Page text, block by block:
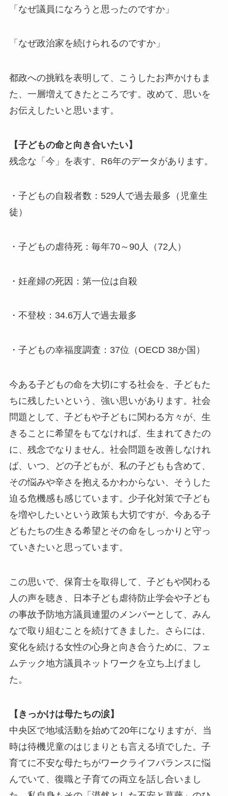
「なぜ議員になろうと思ったのですか」
「なぜ政治家を続けられるのですか」
都政への挑戦を表明して、こうしたお声かけもま
た、一層増えてきたところです。改めて、思いを
お伝えしたいと思います。
【子どもの命と向き合いたい】
残念な「今」を表す、R6年のデータがあります。
・子どもの自殺者数：529人で過去最多（児童生
徒）
・子どもの虐待死：毎年70～90人（72人）
・妊産婦の死因：第一位は自殺
・不登校：34.6万人で過去最多
・子どもの幸福度調査：37位（OECD 38か国）
今ある子どもの命を大切にする社会を、子どもた
ちに残したいという、強い思いがあります。社会
問題として、子どもや子どもに関わる方々が、生
きることに希望をもてなければ、生まれてきたの
に、残念でなりません。社会問題を改善しなけれ
ば、いつ、どの子どもが、私の子どもも含めて、
その悩みや辛さを抱えるかわからない、そうした
迫る危機感も感じています。少子化対策で子ども
を増やしたいという政策も大切ですが、今ある子
どもたちの生きる希望とその命をしっかりと守っ
ていきたいと思っています。
この思いで、保育士を取得して、子どもや関わる
人の声を聴き、日本子ども虐待防止学会や子ども
の事故予防地方議員連盟のメンバーとして、みん
なで取り組むことを続けてきました。さらには、
変化を続ける女性の心身と向き合うために、フェ
ムテック地方議員ネットワークを立ち上げまし
た。
【きっかけは母たちの涙】
中央区で地域活動を始めて20年になりますが、当
時は待機児童のはじまりとも言える頃でした。子
育てに不安な母たちがワークライフバランスに悩
んでいて、復職と子育ての両立を話し合いまし